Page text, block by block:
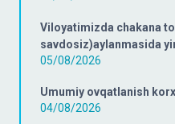
Viloyatimizda chakana
savdosiz)aylanmasida
05/08/2026
Umumiy ovqatlanish
04/08/2026